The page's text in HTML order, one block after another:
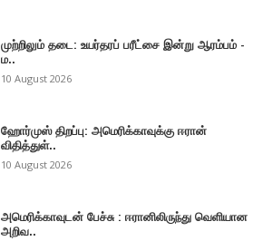
முற்றிலும் தடை: உயர்தரப் பரீட்சை இன்று ஆரம்பம் -
ம..
10 August 2026
ஹோர்முஸ் திறப்பு: அமெரிக்காவுக்கு ஈரான்
விதித்துள்..
10 August 2026
அமெரிக்காவுடன் பேச்சு : ஈரானிலிருந்து வெளியான
அறிவ..